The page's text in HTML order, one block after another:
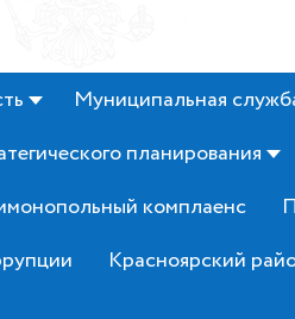
Муниципальная
планирования
комплаенс
Красноярский